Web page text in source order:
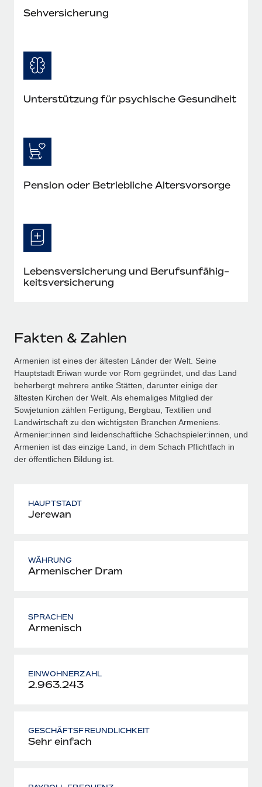
Seh­versicherung
Unterstützung für psychische Gesundheit
Pension oder Betriebliche Altersvorsorge
Lebensversicherung und Berufs­unfähig­
keits­versicherung
Fakten & Zahlen
Armenien ist eines der ältesten Länder der Welt. Seine
Hauptstadt Eriwan wurde vor Rom gegründet, und das Land
beherbergt mehrere antike Stätten, darunter einige der
ältesten Kirchen der Welt. Als ehemaliges Mitglied der
Sowjetunion zählen Fertigung, Bergbau, Textilien und
Landwirtschaft zu den wichtigsten Branchen Armeniens.
Armenier:innen sind leidenschaftliche Schachspieler:innen, und
Armenien ist das einzige Land, in dem Schach Pflichtfach in
der öffentlichen Bildung ist.
HAUPTSTADT
Jerewan
WÄHRUNG
Armenischer Dram
SPRACHEN
Armenisch
EINWOHNERZAHL
2.963.243
GESCHÄFTSFREUNDLICHKEIT
Sehr einfach